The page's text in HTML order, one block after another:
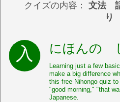
クイズの内容： 文法
り
にほんの
Learning just a few
make a big difference
this free Nihongo quiz
"good morning," "that
Japanese.